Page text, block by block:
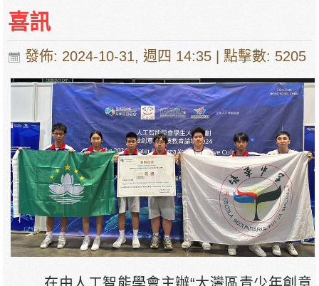
停課通知
喜訊
發佈: 2024-10-31, 週四 14:35 | 點擊數: 5205